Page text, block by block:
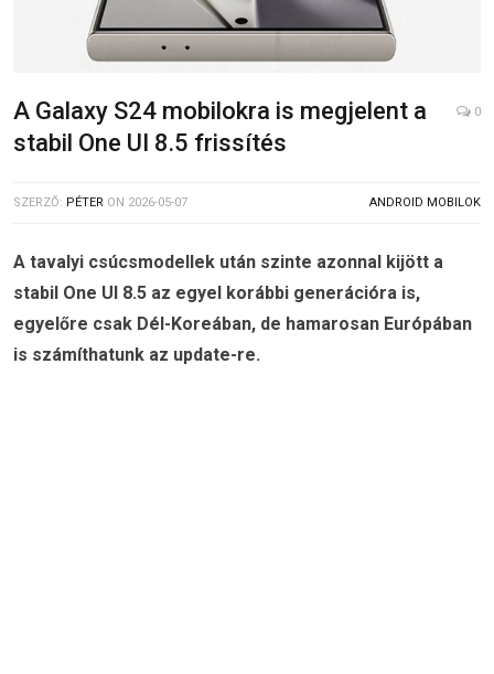
A Galaxy S24 mobilokra is megjelent a
stabil One UI 8.5 frissítés
0
SZERZŐ: PÉTER ON 2026-05-07 ANDROID MOBILOK
A tavalyi csúcsmodellek után szinte azonnal kijött a
stabil One UI 8.5 az egyel korábbi generációra is,
egyelőre csak Dél-Koreában, de hamarosan Európában
is számíthatunk az update-re.